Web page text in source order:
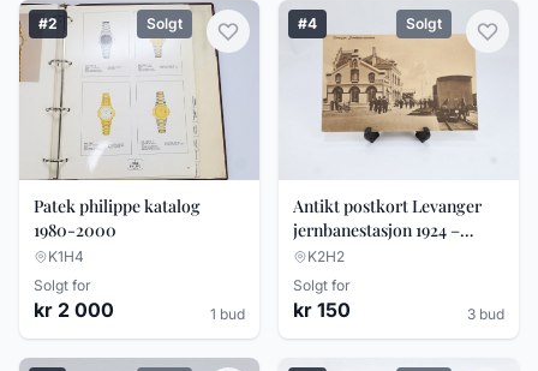
#2 Solgt
Patek philippe katalog
1980-2000
K1H4
Solgt for
kr 2 000 1 bud
#4 Solgt
Antikt postkort Levanger
jernbanestasjon 1924 –
togmotiv – B. Thurn-
Paulsen
K2H2
Solgt for
kr 150 3 bud